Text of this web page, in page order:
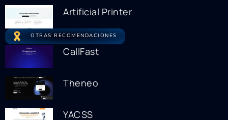
Artificial Printer
OTRAS RECOMENDACIONES
CallFast
Theneo
YACSS